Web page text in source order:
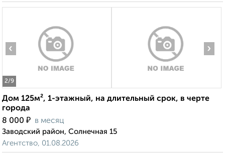
2/9
‹ ›
Дом 125м², 1-этажный, на длительный срок, в черте
города
8 000 ₽ в месяц
Заводский район, Солнечная 15
Агентство, 01.08.2026